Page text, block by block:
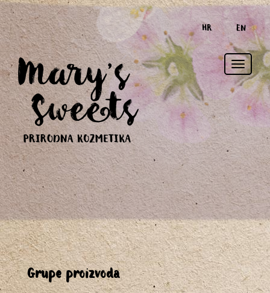
HR EN
Toggle
grupe proizvoda